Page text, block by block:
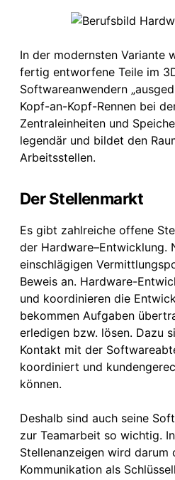
In der modernsten Variante
fertig entworfene Teile im
Softwareanwendern
Kopf-an-Kopf-Rennen bei
Zentraleinheiten und
legendär und bildet den
Arbeitsstellen.
Der Stellenmarkt
Es gibt zahlreiche offene
der Hardware–Entwicklung.
einschlägigen
Beweis an. Hardware-
und koordinieren die
bekommen Aufgaben
erledigen bzw. lösen. Dazu
Kontakt mit der
koordiniert und
können.
Deshalb sind auch seine
zur Teamarbeit so wichtig.
Stellenanzeigen wird darum
Kommunikation als